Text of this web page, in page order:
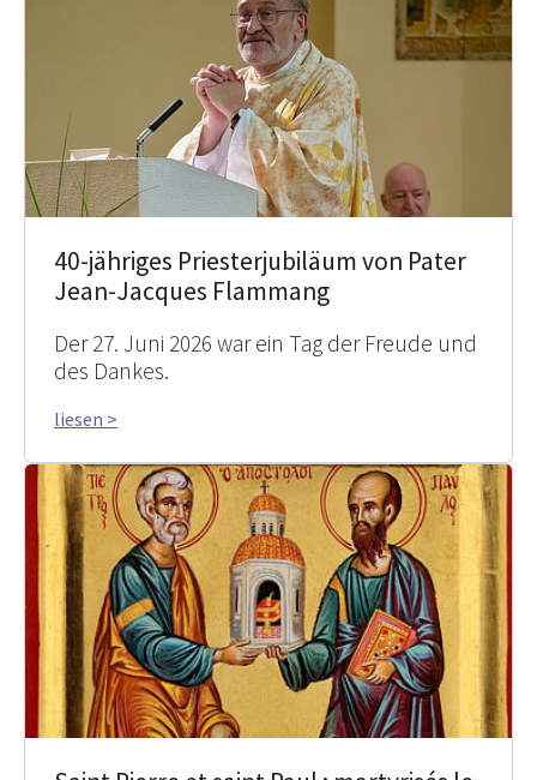
40-jähriges Priesterjubiläum von Pater
Jean-Jacques Flammang
Der 27. Juni 2026 war ein Tag der Freude und
des Dankes.
liesen >